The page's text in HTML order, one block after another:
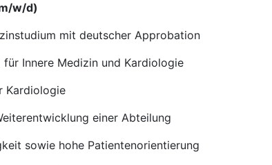
w/d)
mit deutscher Approbation
Innere Medizin und Kardiologie
Kardiologie
einer Abteilung
sowie hohe Patientenorientierung